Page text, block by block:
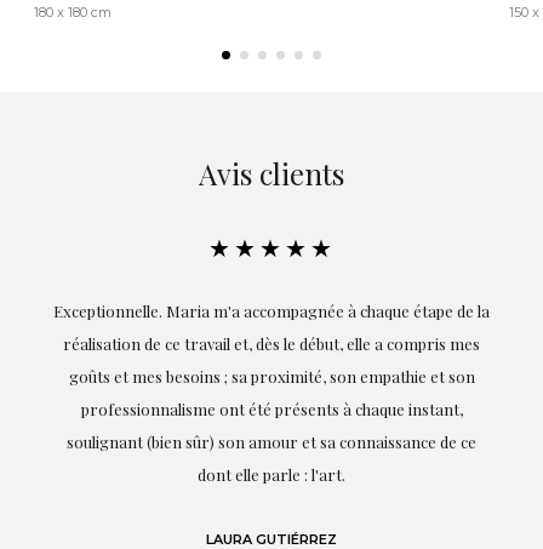
180 x 180 cm 150
Avis clients
★★★★★
Exceptionnelle. Maria m'a accompagnée à chaque étape de la
réalisation de ce travail et, dès le début, elle a compris mes
goûts et mes besoins ; sa proximité, son empathie et son
professionnalisme ont été présents à chaque instant,
soulignant (bien sûr) son amour et sa connaissance de ce
dont elle parle : l'art.
LAURA GUTIÉRREZ